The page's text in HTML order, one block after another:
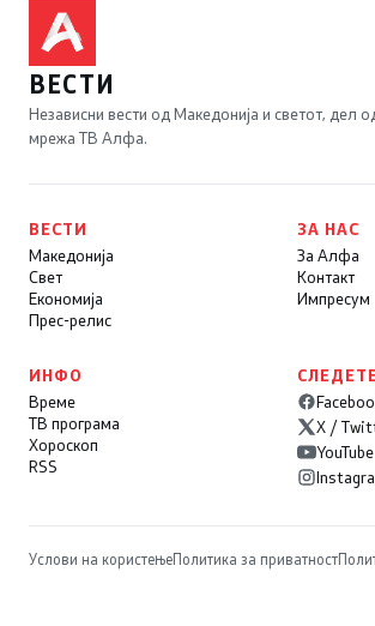
ВЕСТИ
Независни вести од Македонија и светот, дел
мрежа ТВ Алфа.
ВЕСТИ
Македонија
Свет
Економија
Прес-релис
ЗА НАС
За Алфа
Контакт
Импресум
ИНФО
Време
ТВ програма
Хороскоп
RSS
X /
YouTube
Услови на користењеПолитика за приватност